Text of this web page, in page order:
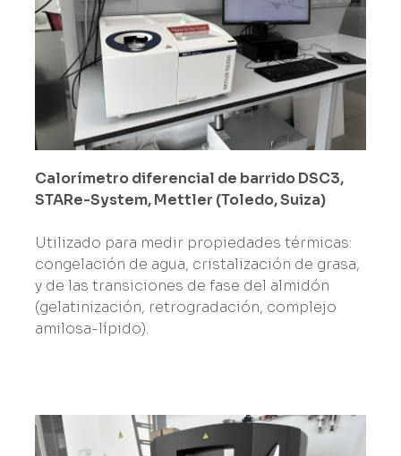
Calorímetro diferencial de barrido DSC3,
STARe-System, Mettler (Toledo, Suiza)
Utilizado para medir propiedades térmicas:
congelación de agua, cristalización de grasa,
y de las transiciones de fase del almidón
(gelatinización, retrogradación, complejo
amilosa-lípido).